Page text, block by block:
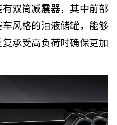
双筒减震器，其中前部
风格的油液储罐，能够
承受高负荷时确保更加